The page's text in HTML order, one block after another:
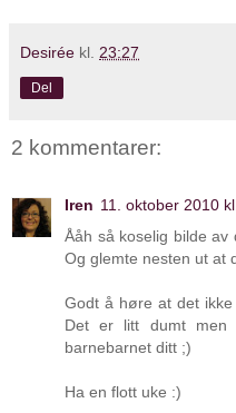
Desirée kl. 23:27
Del
2 kommentarer:
Iren 11. oktober 2010
Ååh så koselig bilde
Og glemte nesten ut at
Godt å høre at det
Det er litt dumt
barnebarnet ditt ;)
Ha en flott uke :)